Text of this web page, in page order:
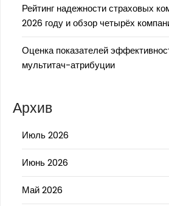
Рейтинг надежности страховых
2026 году и обзор четырёх
Оценка показателей
мультитач-атрибуции
Архив
Июль 2026
Июнь 2026
Май 2026